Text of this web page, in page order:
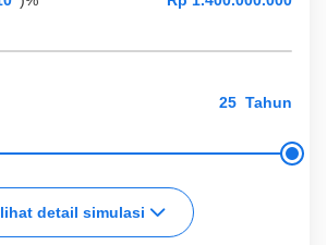
Tahun
lihat detail simulasi